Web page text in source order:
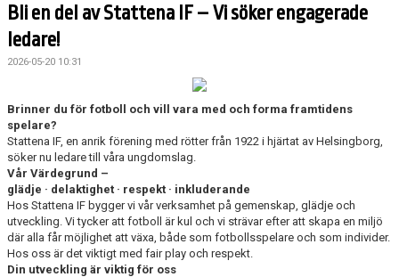
INTRESSEANMÄLAN MEDLEM/SPELARE
Bli en del av Stattena IF – Vi söker engagerade
ledare!
2026-05-20 10:31
Brinner du för fotboll och vill vara med och forma framtidens
spelare?
Stattena IF, en anrik förening med rötter från 1922 i hjärtat av Helsingborg,
söker nu ledare till våra ungdomslag.
Vår Värdegrund –
glädje · delaktighet · respekt · inkluderande
Hos Stattena IF bygger vi vår verksamhet på gemenskap, glädje och
utveckling. Vi tycker att fotboll är kul och vi strävar efter att skapa en miljö
där alla får möjlighet att växa, både som fotbollsspelare och som individer.
Hos oss är det viktigt med fair play och respekt.
Din utveckling är viktig för oss